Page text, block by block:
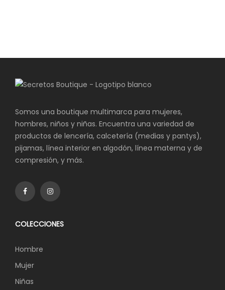
Somos una boutique multimarca para mujeres,
hombres, niños y niñas. Encuentra una variedad de
productos de lencería, calcetería (medias y pantys),
pijamas, línea interior en algodón, línea materna y de
compresión, y más.
COLECCIONES
Hombre
Mujer
Niñas